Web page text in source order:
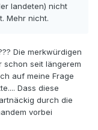
landeten) nicht
Mehr nicht.
Die merkwürdigen
schon seit längerem
auf meine Frage
Dass diese
durch die
vorbei